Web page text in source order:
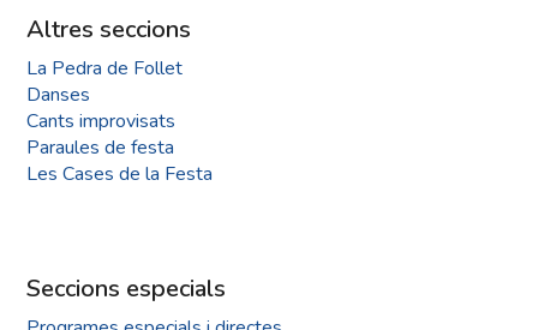
Altres seccions
La Pedra de Follet
Danses
Cants improvisats
Paraules de festa
Les Cases de la Festa
Seccions especials